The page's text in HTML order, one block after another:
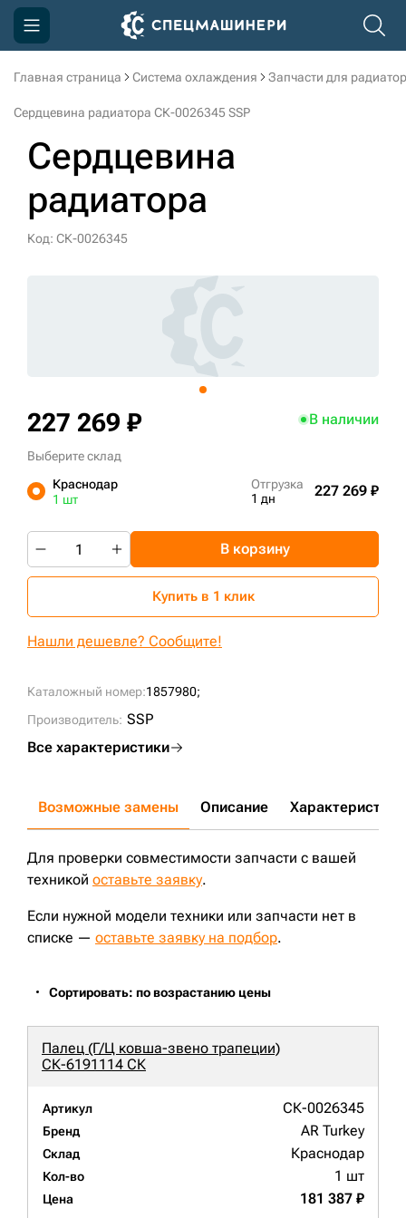
Главная страница Система охлаждения Запчасти для
Сердцевина радиатора СК-0026345 SSP
Сердцевина
радиатора
Код: СК-0026345
Каталожный номер:1857980;
Производитель: SSP
Все характеристики
227 269 ₽ В наличии
Выберите склад
Краснодар
1 шт
Отгрузка
1 дн
227 269 ₽
В корзину
Купить в 1 клик
Нашли дешевле? Сообщите!
Возможные замены Описание Характеристики
Для проверки совместимости запчасти с вашей
техникой оставьте заявку.
Если нужной модели техники или запчасти нет в
списке — оставьте заявку на подбор.
Сортировать: по возрастанию цены
Палец (Г/Ц ковша-звено трапеции)
СК-6191114 СК
Артикул СК-0026345
Бренд AR Turkey
Склад Краснодар
Кол-во 1 шт
Цена 181 387 ₽
Компания
Доставка и оплата
Информация
Контакты
+7 (499) 394-50-93